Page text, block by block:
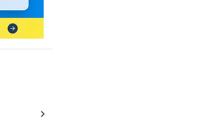
navigate_next